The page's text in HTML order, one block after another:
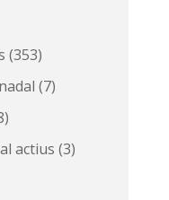
(353)
(7)
actius (3)